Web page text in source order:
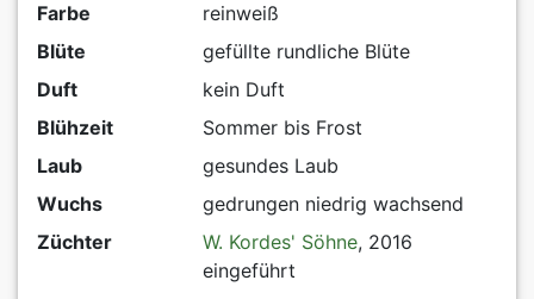
Farbe
reinweiß
Blüte
gefüllte rundliche Blüte
Duft
kein Duft
Blühzeit
Sommer bis Frost
Laub
gesundes Laub
Wuchs
gedrungen niedrig wachsend
Züchter
W. Kordes' Söhne, 2016
eingeführt